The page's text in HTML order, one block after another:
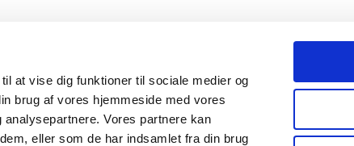
at vise dig funktioner til sociale medier og
brug af vores hjemmeside med vores
Vores partnere kan
eller som de har indsamlet fra din brug
udtræksslange